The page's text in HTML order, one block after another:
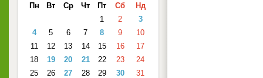
Пн
Вт Ср Чт Пт Сб
Нд
1
2
3
4
5 6 7 8 9
10
11
12 13 14 15 16
17
18
19 20 21 22 23
24
25
26 27 28 29 30 31